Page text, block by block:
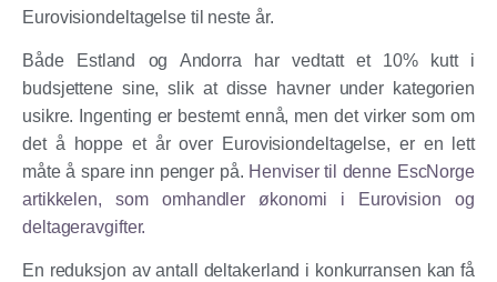
Eurovisiondeltagelse til neste år.
Både Estland og Andorra har vedtatt et 10% kutt i
budsjettene sine, slik at disse havner under kategorien
usikre. Ingenting er bestemt ennå, men det virker som om
det å hoppe et år over Eurovisiondeltagelse, er en lett
måte å spare inn penger på. Henviser til denne EscNorge
artikkelen, som omhandler økonomi i Eurovision og
deltageravgifter.
En reduksjon av antall deltakerland i konkurransen kan få